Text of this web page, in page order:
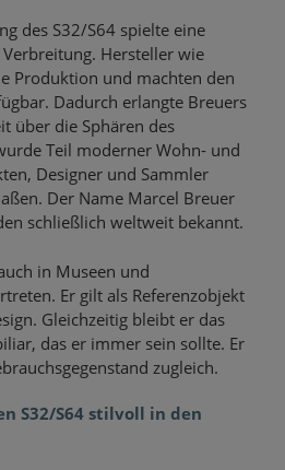
des S32/S64 spielte eine
Hersteller wie
Produktion und machten den
Dadurch erlangte Breuers
über die Sphären des
Teil moderner Wohn- und
Designer und Sammler
Der Name Marcel Breuer
schließlich weltweit bekannt.
in Museen und
Er gilt als Referenzobjekt
Gleichzeitig bleibt er das
das er immer sein sollte. Er
zugleich.
S32/S64 stilvoll in den